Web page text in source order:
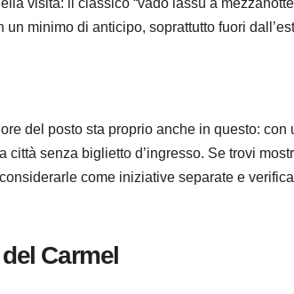
visita: il classico “vado lassù a
minimo di anticipo, soprattutto fuori
del posto sta proprio anche in questo:
senza biglietto d’ingresso. Se trovi
come iniziative separate e
Carmel